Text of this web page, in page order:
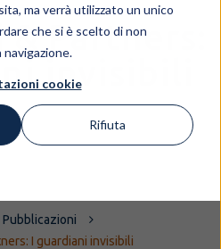
ma verrà utilizzato un unico
che si è scelto di non
cookie
Rifiuta
& Partners:
invisibili
Pubblicazioni
I guardiani invisibili